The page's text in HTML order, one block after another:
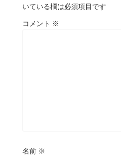
いている欄は必須項目です
コメント ※
名前 ※